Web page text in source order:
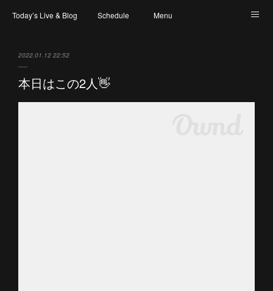
Today’s Live & Blog Schedule Menu
2022.01.12 22:52
本日はこの2人👋